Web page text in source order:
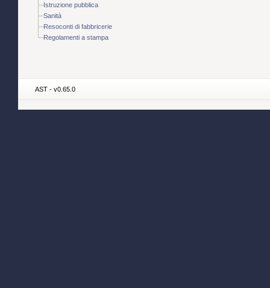
Istruzione pubblica
Sanità
Resoconti di fabbricerie
Regolamenti a stampa
AST - v0.65.0